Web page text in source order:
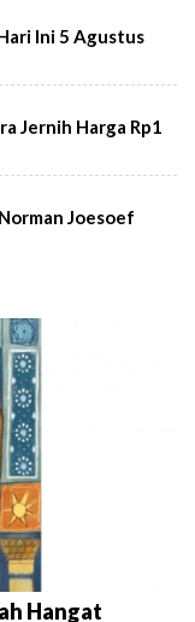
Ini 5 Agustus
Jernih Harga Rp1
Joesoef
Hangat